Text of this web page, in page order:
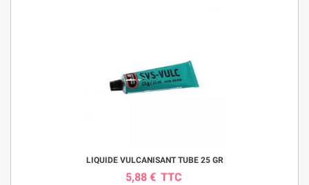
LIQUIDE VULCANISANT TUBE 25 GR
5,88 € TTC